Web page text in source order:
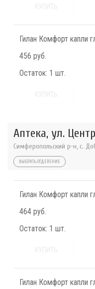
Гилан Комфорт капли
456 руб.
Остаток: 1 шт.
Аптека, ул.
Симферопольский р-н, с.
ВЫБРАТЬ ОТДЕЛЕНИЕ
Гилан Комфорт капли
464 руб.
Остаток: 1 шт.
Гилан Комфорт капли